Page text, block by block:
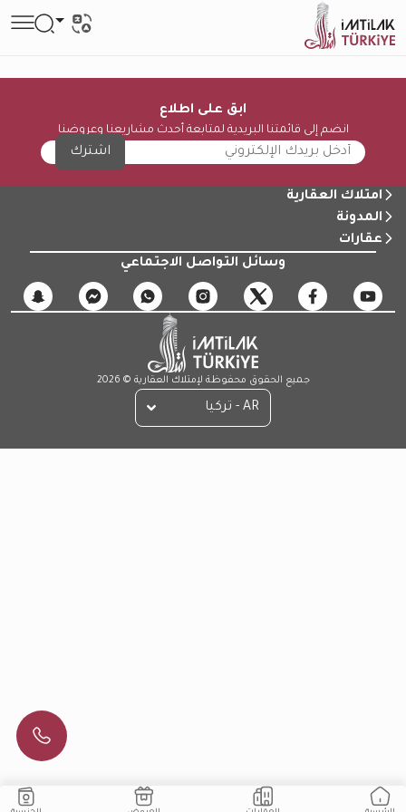
ابق على اطلاع
انضم إلى قائمتنا البريدية لمتابعة أحدث مشاريعنا وعروضنا
اشترك
امتلاك العقارية
المدونة
عقارات
وسائل التواصل الاجتماعي
جميع الحقوق محفوظة لإمتلاك العقارية © 2026
AR - تركيا